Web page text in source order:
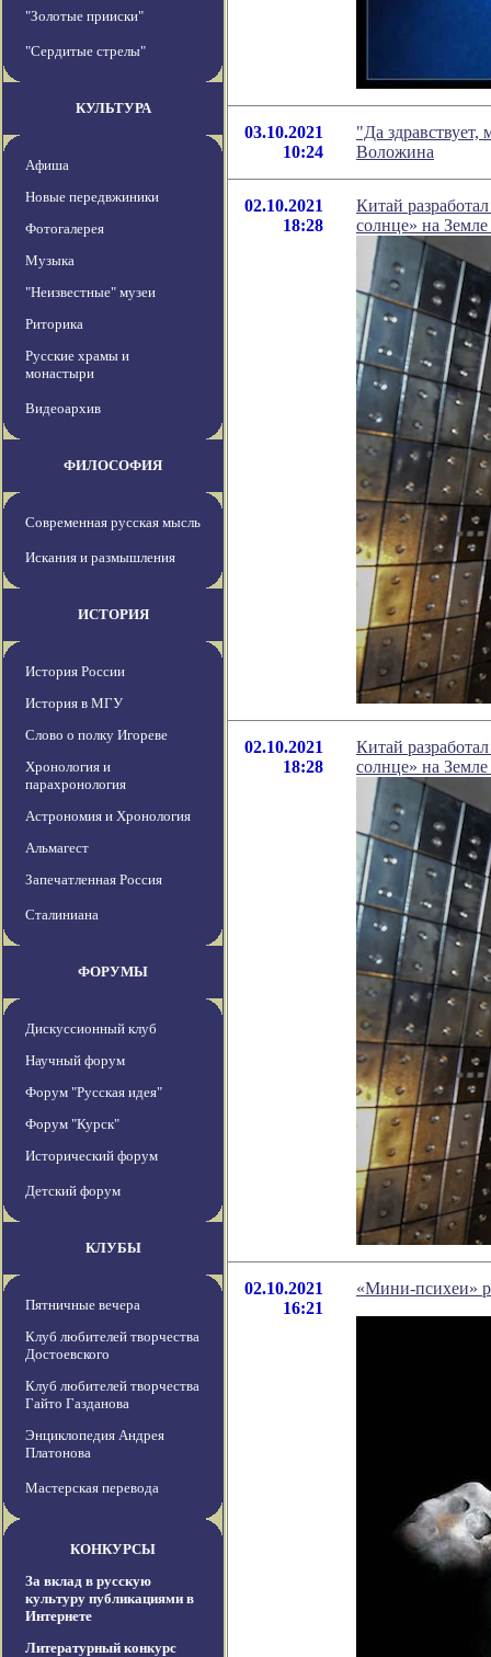
"Золотые прииски"
"Сердитые стрелы"
КУЛЬТУРА
Афиша
Новые передвжиники
Фотогалерея
Музыка
"Неизвестные" музеи
Риторика
Русские храмы и
монастыри
Видеоархив
ФИЛОСОФИЯ
Современная русская мысль
Искания и размышления
ИСТОРИЯ
История России
История в МГУ
Слово о полку Игореве
Хронология и
парахронология
Астрономия и Хронология
Альмагест
Запечатленная Россия
Сталиниана
ФОРУМЫ
Дискуссионный клуб
Научный форум
Форум "Русская идея"
Форум "Курск"
Исторический форум
Детский форум
КЛУБЫ
Пятничные вечера
Клуб любителей творчества
Достоевского
Клуб любителей творчества
Гайто Газданова
Энциклопедия Андрея
Платонова
Мастерская перевода
КОНКУРСЫ
За вклад в русскую
культуру публикациями в
Интернете
Литературный конкурс
03.10.2021
10:24
"Да
Воложина
02.10.2021
18:28
Китай
солнце» на
02.10.2021
18:28
Китай
солнце» на
02.10.2021
16:21
«Мини-психеи»